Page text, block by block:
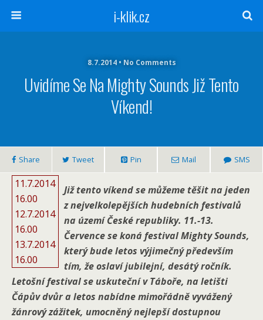
i-klik.cz
8.7.2014 • No Comments
Uvidíme Se Na Mighty Sounds Již Tento
Víkend!
Share Tweet Pin Mail SMS
11.7.2014
16.00
12.7.2014
16.00
13.7.2014
16.00
Již tento víkend se můžeme těšit na jeden
z nejvelkolepějších hudebních festivalů
na území České republiky. 11.-13.
Července se koná festival Mighty Sounds,
který bude letos výjimečný především
tím, že oslaví jubilejní, desátý ročník.
Letošní festival se uskuteční v Táboře, na letišti
Čápův dvůr a letos nabídne mimořádně vyvážený
žánrový zážitek, umocněný nejlepší dostupnou